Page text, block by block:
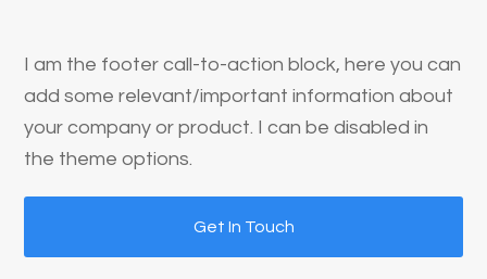
I am the footer call-to-action block, here you can
add some relevant/important information about
your company or product. I can be disabled in
the theme options.
Get In Touch